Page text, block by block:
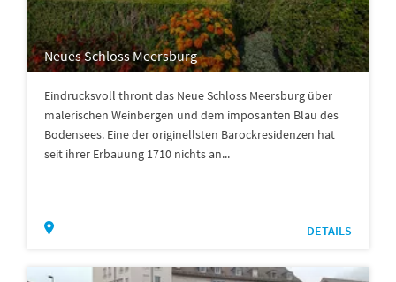
Neues Schloss Meersburg
Eindrucksvoll thront das Neue Schloss Meersburg über
malerischen Weinbergen und dem imposanten Blau des
Bodensees. Eine der originellsten Barockresidenzen hat
seit ihrer Erbauung 1710 nichts an...
DETAILS